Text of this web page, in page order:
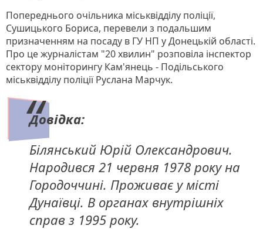
Попереднього очільника міськвідділу поліції,
Сушицького Бориса, перевели з подальшим
призначенням на посаду в ГУ НП у Донецькій області.
Про це журналістам "20 хвилин" розповіла інспектор
сектору моніторингу Кам'янець - Подільського
міськвідділу поліції Руслана Марчук.
Довідка:
Білянський Юрій Олександрович.
Народився 21 червня 1978 року на
Городоччині. Проживає у місті
Дунаївці. В органах внутрішніх
справ з 1995 року.